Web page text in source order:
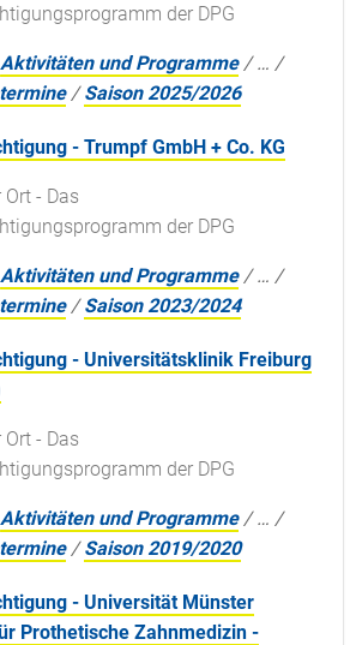
der DPG
Aktivitäten und Programme /… /
/Saison 2025/2026
- Trumpf GmbH + Co. KG
Ort - Das
der DPG
Aktivitäten und Programme /… /
/Saison 2023/2024
- Universitätsklinik Freiburg
Ort - Das
der DPG
Aktivitäten und Programme /… /
/Saison 2019/2020
- Universität Münster
Prothetische Zahnmedizin -